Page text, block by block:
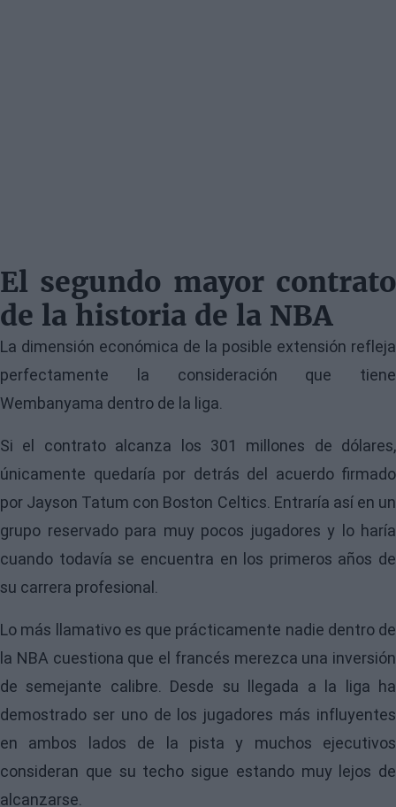
El segundo mayor contrato
de la historia de la NBA
La dimensión económica de la posible extensión refleja
perfectamente la consideración que tiene
Wembanyama dentro de la liga.
Si el contrato alcanza los 301 millones de dólares,
únicamente quedaría por detrás del acuerdo firmado
por Jayson Tatum con Boston Celtics. Entraría así en un
grupo reservado para muy pocos jugadores y lo haría
cuando todavía se encuentra en los primeros años de
su carrera profesional.
Lo más llamativo es que prácticamente nadie dentro de
la NBA cuestiona que el francés merezca una inversión
de semejante calibre. Desde su llegada a la liga ha
demostrado ser uno de los jugadores más influyentes
en ambos lados de la pista y muchos ejecutivos
consideran que su techo sigue estando muy lejos de
alcanzarse.